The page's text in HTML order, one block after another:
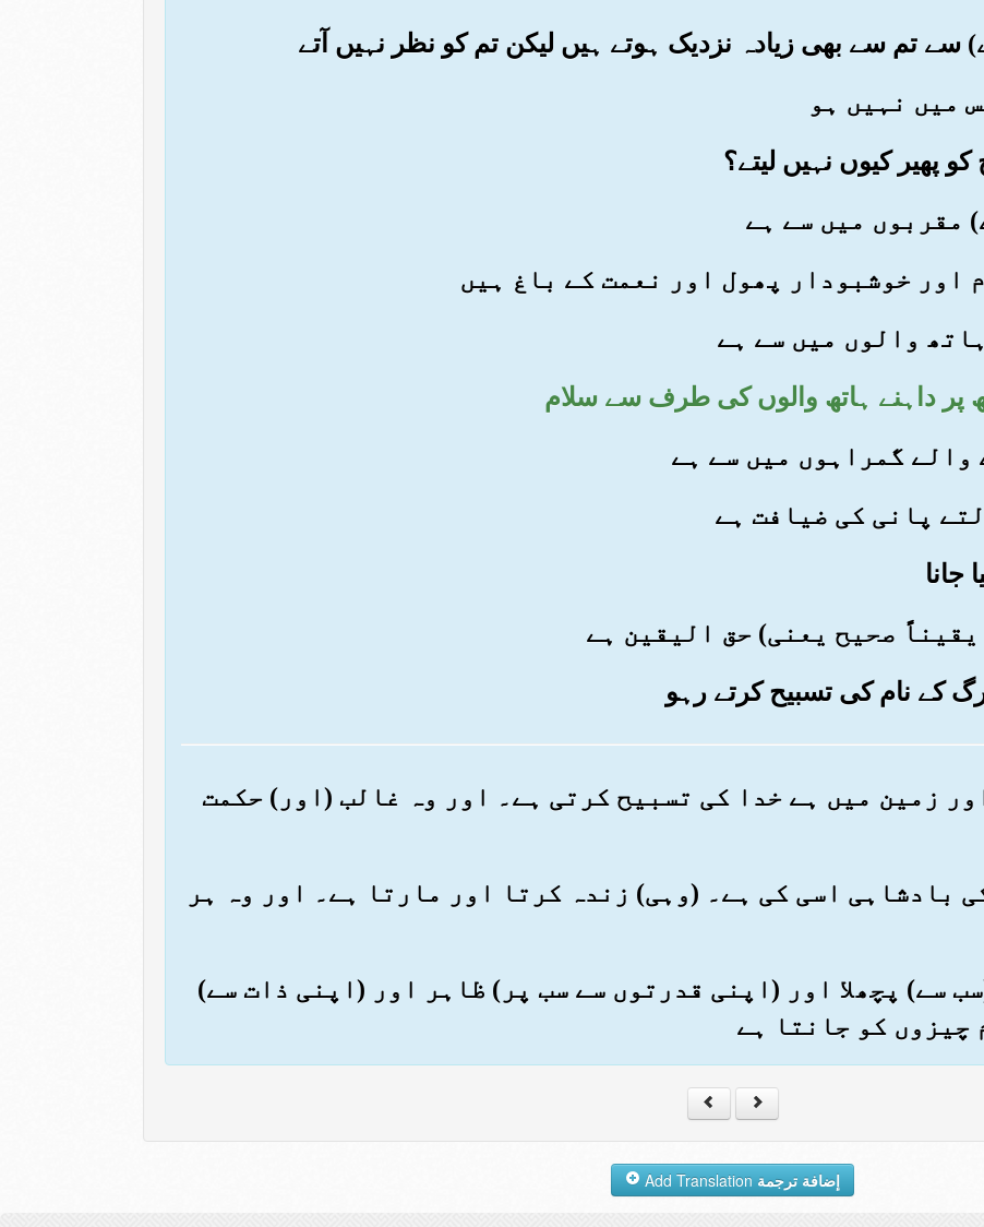
زمین میں ہے خدا کی تسبیح کرتی ہے۔ اور وہ غالب (اور) حکمت
بادشاہی اسی کی ہے۔ (وہی) زندہ کرتا اور مارتا ہے۔ اور وہ ہر
(سب سے) پچھلا اور (اپنی قدرتوں سے سب پر) ظاہر اور (اپنی ذات سے)
چیزوں کو جانتا ہے
إضافة ترجمة